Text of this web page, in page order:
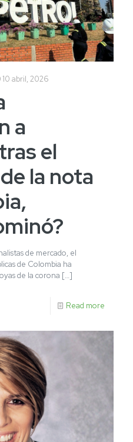
10 abril, 2026
a
el
la nota
de mercado, el
de Colombia ha
de la corona […]
Read more